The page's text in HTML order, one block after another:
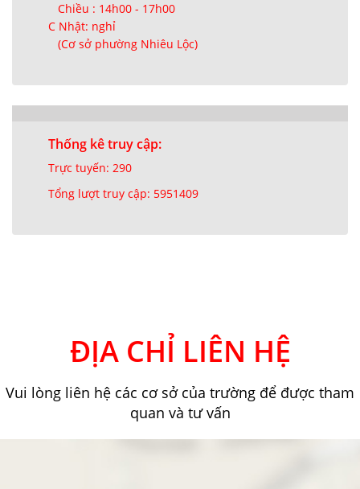
Chiều : 14h00 - 17h00
C Nhật: nghỉ
(Cơ sở phường Nhiêu Lộc)
Thống kê truy cập:
Trực tuyến: 290
Tổng lượt truy cập: 5951409
ĐỊA CHỈ LIÊN HỆ
Vui lòng liên hệ các cơ sở của trường để được tham
quan và tư vấn